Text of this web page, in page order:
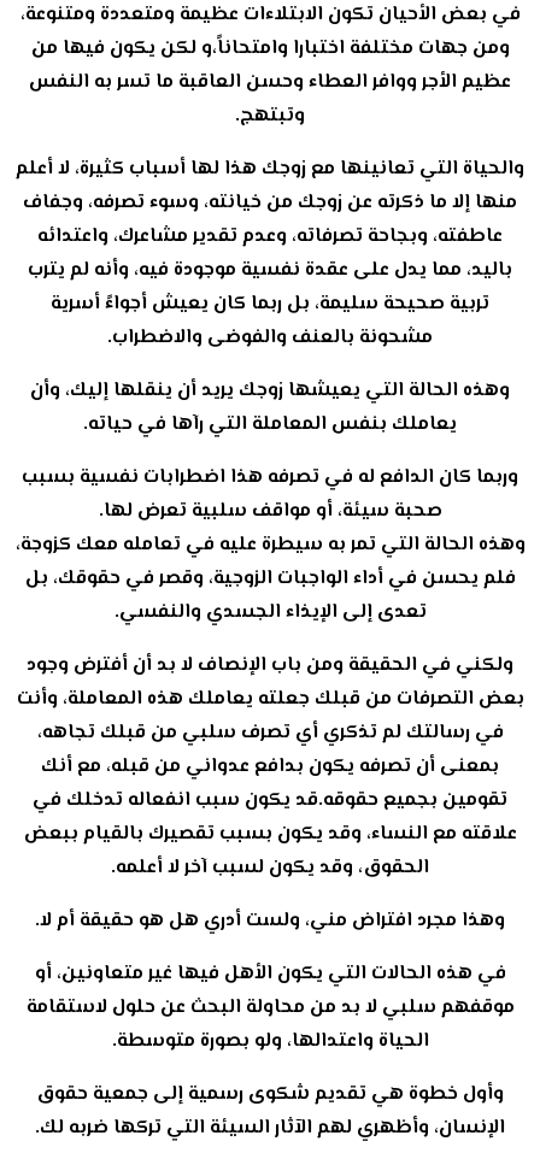
في بعض الأحيان تكون الابتلاءات عظيمة ومتعددة ومتنوعة،
ومن جهات مختلفة اختبارا وامتحاناً،و لكن يكون فيها من
عظيم الأجر ووافر العطاء وحسن العاقبة ما تسر به النفس
وتبتهج.
والحياة التي تعانينها مع زوجك هذا لها أسباب كثيرة، لا أعلم
منها إلا ما ذكرته عن زوجك من خيانته، وسوء تصرفه، وجفاف
عاطفته، وبجاحة تصرفاته، وعدم تقدير مشاعرك، واعتدائه
باليد، مما يدل على عقدة نفسية موجودة فيه، وأنه لم يترب
تربية صحيحة سليمة، بل ربما كان يعيش أجواءً أسرية
مشحونة بالعنف والفوضى والاضطراب.
وهذه الحالة التي يعيشها زوجك يريد أن ينقلها إليك، وأن
يعاملك بنفس المعاملة التي رآها في حياته.
وربما كان الدافع له في تصرفه هذا اضطرابات نفسية بسبب
صحبة سيئة، أو مواقف سلبية تعرض لها.
وهذه الحالة التي تمر به سيطرة عليه في تعامله معك كزوجة،
فلم يحسن في أداء الواجبات الزوجية، وقصر في حقوقك، بل
تعدى إلى الإيذاء الجسدي والنفسي.
ولكني في الحقيقة ومن باب الإنصاف لا بد أن أفترض وجود
بعض التصرفات من قبلك جعلته يعاملك هذه المعاملة، وأنت
في رسالتك لم تذكري أي تصرف سلبي من قبلك تجاهه،
بمعنى أن تصرفه يكون بدافع عدواني من قبله، مع أنك
تقومين بجميع حقوقه.قد يكون سبب انفعاله تدخلك في
علاقته مع النساء، وقد يكون بسبب تقصيرك بالقيام ببعض
الحقوق، وقد يكون لسبب آخر لا أعلمه.
وهذا مجرد افتراض مني، ولست أدري هل هو حقيقة أم لا.
في هذه الحالات التي يكون الأهل فيها غير متعاونين، أو
موقفهم سلبي لا بد من محاولة البحث عن حلول لاستقامة
الحياة واعتدالها، ولو بصورة متوسطة.
وأول خطوة هي تقديم شكوى رسمية إلى جمعية حقوق
الإنسان، وأظهري لهم الآثار السيئة التي تركها ضربه لك.